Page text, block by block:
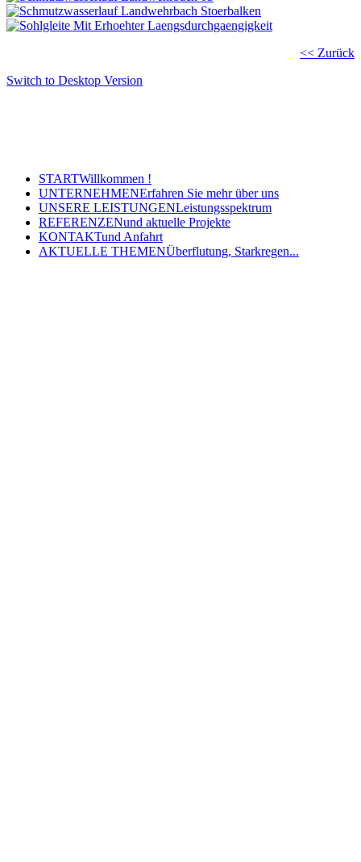
<< Zurück
Switch to Desktop Version
STARTWillkommen !
UNTERNEHMENErfahren Sie mehr über uns
UNSERE LEISTUNGENLeistungsspektrum
REFERENZENund aktuelle Projekte
KONTAKTund Anfahrt
AKTUELLE THEMENÜberflutung, Starkregen...